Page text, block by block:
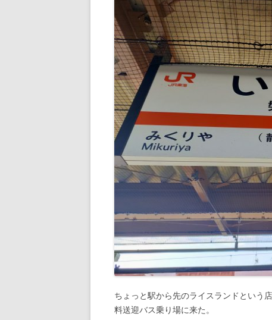
ちょっと駅から先のライスランドという
料送迎バス乗り場に来た。